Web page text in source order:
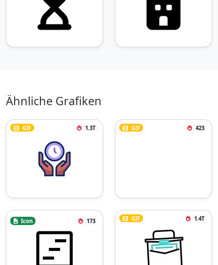
Ähnliche Grafiken
GIF 1.3T GIF 423
Icon 173 GIF 1.4T